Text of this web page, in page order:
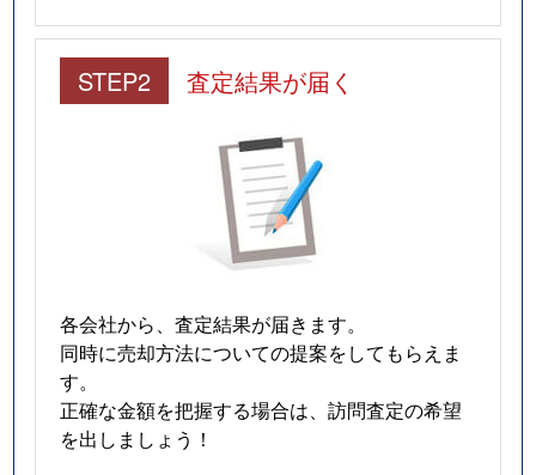
STEP2 査定結果が届く
各会社から、査定結果が届きます。
同時に売却方法についての提案をしてもらえま
す。
正確な金額を把握する場合は、訪問査定の希望
を出しましょう！